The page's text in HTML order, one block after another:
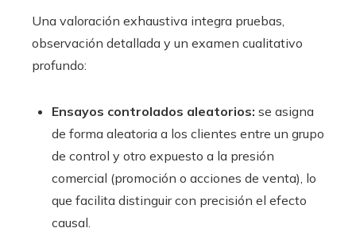
Una valoración exhaustiva integra pruebas,
observación detallada y un examen cualitativo
profundo:
Ensayos controlados aleatorios: se asigna
de forma aleatoria a los clientes entre un grupo
de control y otro expuesto a la presión
comercial (promoción o acciones de venta), lo
que facilita distinguir con precisión el efecto
causal.